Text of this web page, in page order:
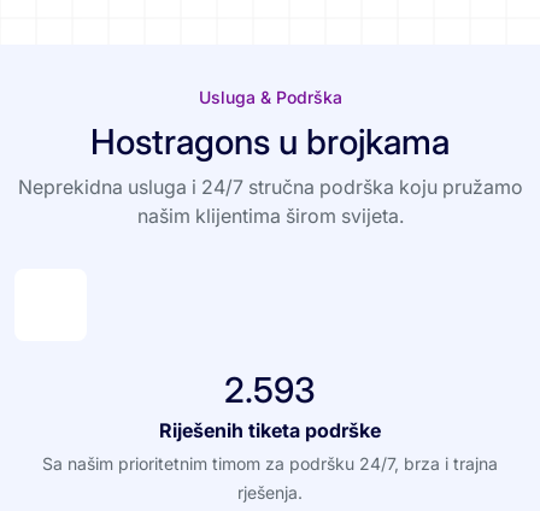
Usluga & Podrška
Hostragons u brojkama
Neprekidna usluga i 24/7 stručna podrška koju pružamo
našim klijentima širom svijeta.
2.593
Riješenih tiketa podrške
Sa našim prioritetnim timom za podršku 24/7, brza i trajna
rješenja.